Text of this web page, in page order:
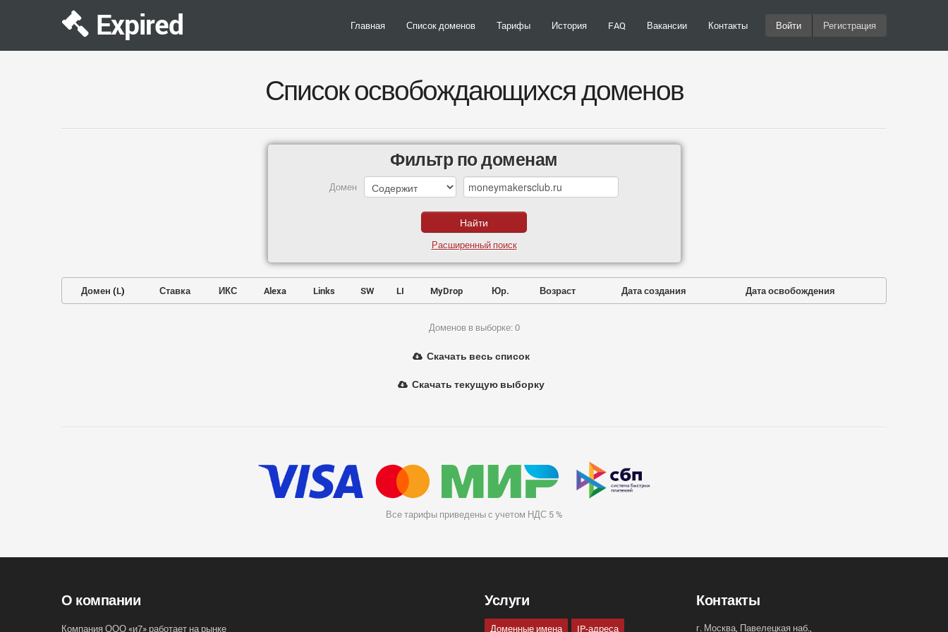
Expired Главная Список доменов Тарифы История FAQ Вакансии Контакты Войти Регистрация
Список освобождающихся доменов
Фильтр по доменам
Домен
Расширенный поиск
Домен (L) Ставка ИКС Alexa Links SW LI MyDrop Юр. Возраст Дата создания Дата освобождения
Доменов в выборке: 0
Скачать весь список
Скачать текущую выборку
Все тарифы приведены с учетом НДС 5 %
О компании
Компания ООО «и7» работает на рынке
Услуги
Доменные имена IP-адреса
Контакты
г. Москва, Павелецкая наб.,